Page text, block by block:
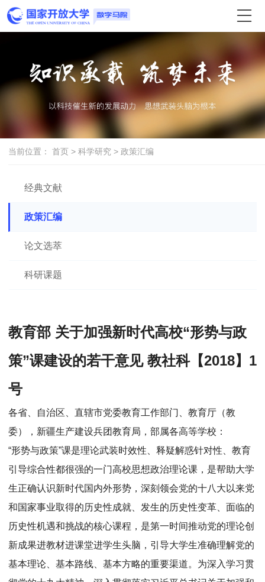
当前位置： 首页 > 科学研究 > 政策汇编
经典⽂献
政策汇编
论文选萃
科研课题
教育部 关于加强新时代高校“形势与政
策”课建设的若干意见 教社科【2018】1
号
各省、自治区、直辖市党委教育工作部门、教育厅（教
委），新疆生产建设兵团教育局，部属各高等学校：
“形势与政策”课是理论武装时效性、释疑解惑针对性、教育
引导综合性都很强的一门高校思想政治理论课，是帮助大学
生正确认识新时代国内外形势，深刻领会党的十八大以来党
和国家事业取得的历史性成就、发生的历史性变革、面临的
历史性机遇和挑战的核心课程，是第一时间推动党的理论创
新成果进教材进课堂进学生头脑，引导大学生准确理解党的
基本理论、基本路线、基本方略的重要渠道。为深入学习贯